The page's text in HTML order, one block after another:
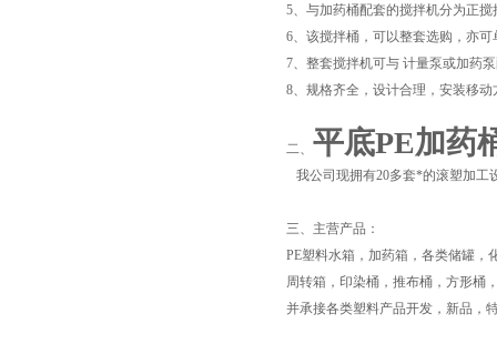
5、与加药桶配套的搅拌机分为正
6、该搅拌桶，可以整套选购，亦
7、整套搅拌机可与 计量泵或加药
8、规格齐全，设计合理，安装移
二、 平底PE加药
我公司现拥有20多套*的滚塑加工
三、 主营产品：
PE塑料水箱，加药箱，各类储罐，
周转箱，印染桶，推布桶，方形桶
并承接各类塑料产品开发，新品，